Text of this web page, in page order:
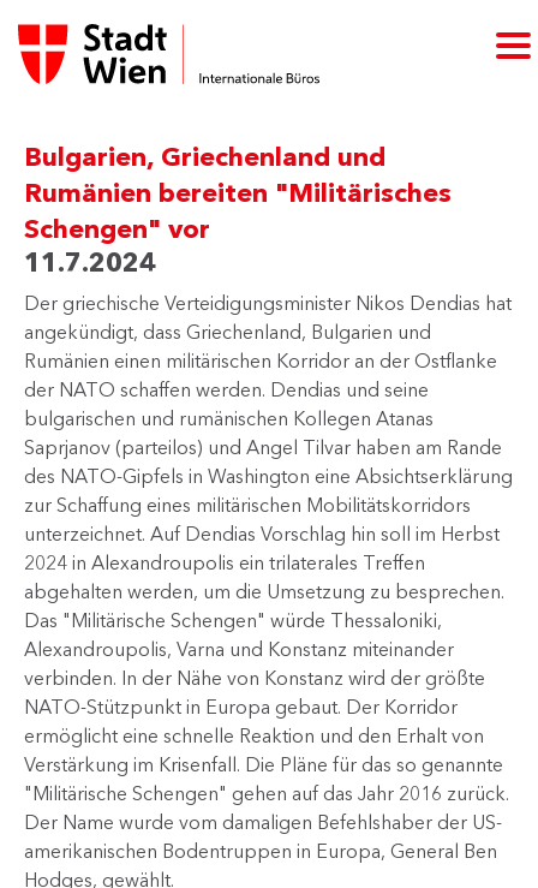
Bulgarien, Griechenland und
Rumänien bereiten "Militärisches
Schengen" vor
11.7.2024
​Der griechische Verteidigungsminister Nikos Dendias hat
angekündigt, dass Griechenland, Bulgarien und
Rumänien einen militärischen Korridor an der Ostflanke
der NATO schaffen werden. Dendias und seine
bulgarischen und rumänischen Kollegen Atanas
Saprjanov (parteilos) und Angel Tilvar haben am Rande
des NATO-Gipfels in Washington eine Absichtserklärung
zur Schaffung eines militärischen Mobilitätskorridors
unterzeichnet. Auf Dendias Vorschlag hin soll im Herbst
2024 in Alexandroupolis ein trilaterales Treffen
abgehalten werden, um die Umsetzung zu besprechen.
Das "Militärische Schengen" würde Thessaloniki,
Alexandroupolis, Varna und Konstanz miteinander
verbinden. In der Nähe von Konstanz wird der größte
NATO-Stützpunkt in Europa gebaut. Der Korridor
ermöglicht eine schnelle Reaktion und den Erhalt von
Verstärkung im Krisenfall. Die Pläne für das so genannte
"Militärische Schengen" gehen auf das Jahr 2016 zurück.
Der Name wurde vom damaligen Befehlshaber der US-
amerikanischen Bodentruppen in Europa, General Ben
Hodges, gewählt.​